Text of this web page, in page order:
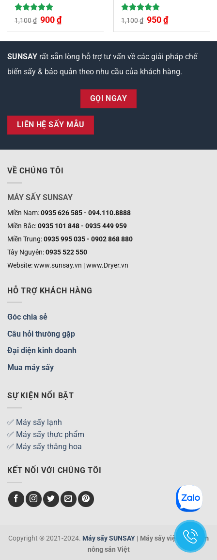
Được xếp
hạng 5.00
5 sao
1,100₫ Giá
gốc
là:
900₫Giá
hiện
tại
900 ₫.
cao
Được xếp
hạng 5.00
5 sao
1,100₫ Giá
gốc
là:
950₫Giá
hiện
tại
950 ₫.
SUNSAY rất sẵn lòng hỗ trợ tư vấn về các giải pháp chế
biến sấy & bảo quản theo nhu cầu của khách hàng.
GỌI NGAY
LIÊN HỆ SẤY MẪU
VỀ CHÚNG TÔI
MÁY SẤY SUNSAY
Miền Nam:0935 626 585 - 094.110.8888
Miền Bắc:0935 101 848 - 0935 449 959
Miền Trung:0935 995 035 - 0902 868 880
Tây Nguyên:0935 522 550
Website: www.sunsay.vn | www.Dryer.vn
HỖ TRỢ KHÁCH HÀNG
Góc chia sẻ
Câu hỏi thường gặp
Đại diện kinh doanh
Mua máy sấy
SỰ KIỆN NỔI BẬT
✅ Máy sấy lạnh
✅ Máy sấy thực phẩm
✅ Máy sấy thăng hoa
KẾT NỐI VỚI CHÚNG TÔI
Copyright ® 2021-2024. Máy sấy SUNSAY | Máy sấy việt nâng tầm
nông sản Việt